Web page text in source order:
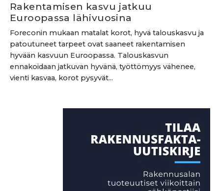
Rakentamisen kasvu jatkuu
Euroopassa lähivuosina
Foreconin mukaan matalat korot, hyvä talouskasvu ja
patoutuneet tarpeet ovat saaneet rakentamisen
hyvään kasvuun Euroopassa. Talouskasvun
ennakoidaan jatkuvan hyvänä, työttömyys vähenee,
vienti kasvaa, korot pysyvät...